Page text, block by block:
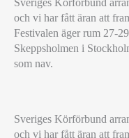
och vi har fått äran att
Festivalen äger rum 27-
Skeppsholmen i
som nav.
VID
Sveriges Körförbund
och vi har fått äran att